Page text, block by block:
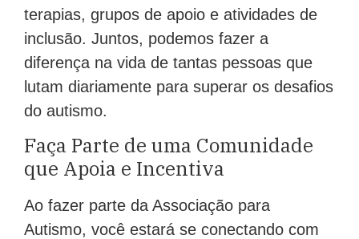
terapias, grupos de apoio e atividades de
inclusão. Juntos, podemos fazer a
diferença na vida de tantas pessoas que
lutam diariamente para superar os desafios
do autismo.
Faça Parte de uma Comunidade
que Apoia e Incentiva
Ao fazer parte da Associação para
Autismo, você estará se conectando com